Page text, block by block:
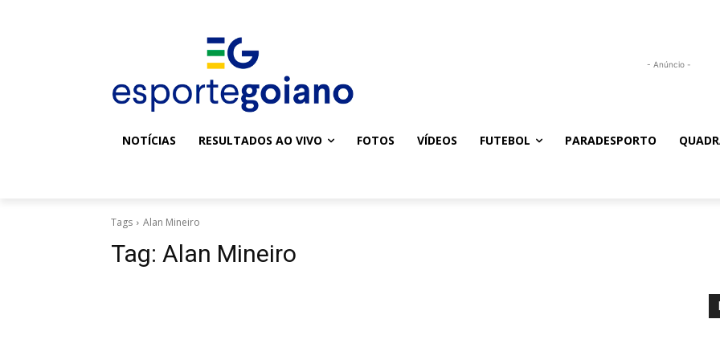
- Anúncio -
NOTÍCIAS RESULTADOS AO VIVO FOTOS VÍDEOS FUTEBOL PARADESPORTO
Tags Alan Mineiro
Tag: Alan Mineiro